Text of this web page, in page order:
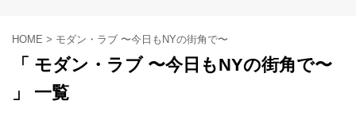
HOME > モダン・ラブ 〜今日もNYの街角で〜
「 モダン・ラブ 〜今日もNYの街角で〜
」 一覧